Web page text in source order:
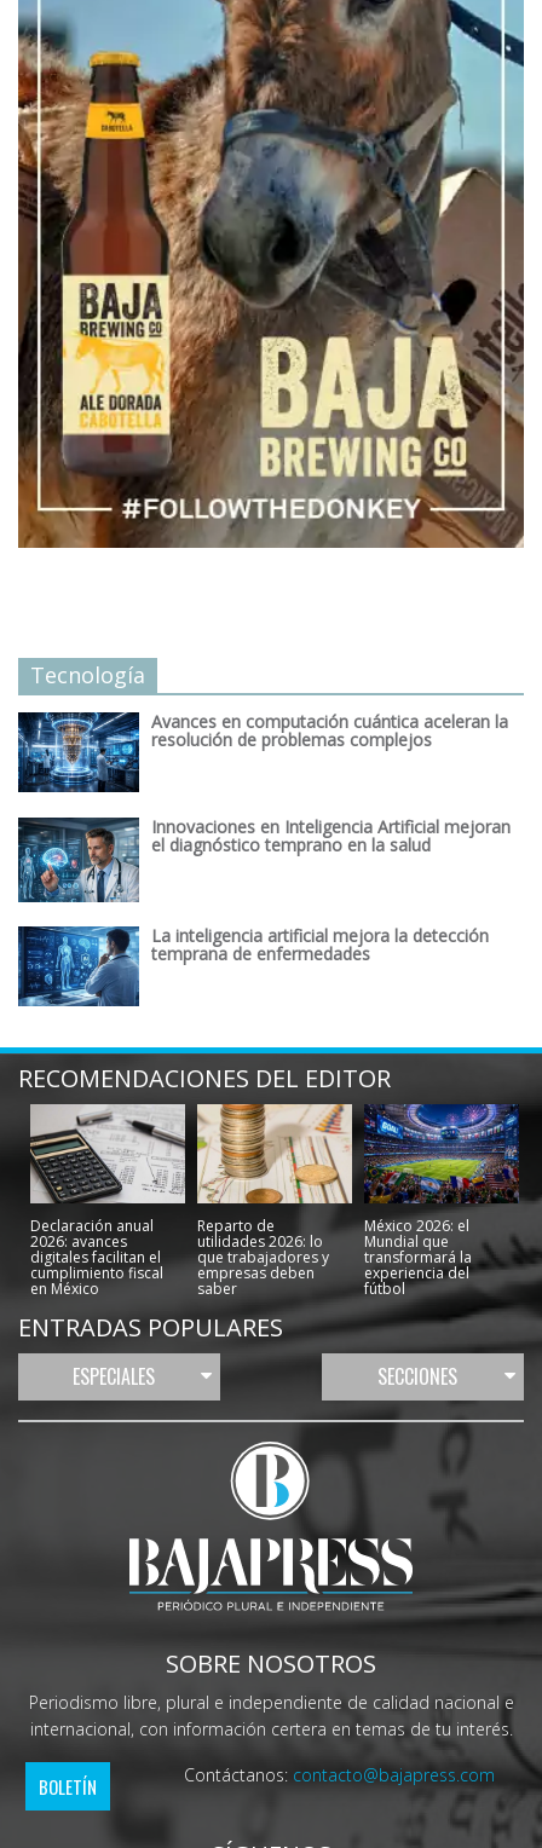
Tecnología
Avances en computación cuántica aceleran la
resolución de problemas complejos
Innovaciones en Inteligencia Artificial mejoran
el diagnóstico temprano en la salud
La inteligencia artificial mejora la detección
temprana de enfermedades
RECOMENDACIONES DEL EDITOR
Declaración anual
2026: avances
digitales facilitan el
cumplimiento fiscal
en México
Reparto de
utilidades 2026: lo
que trabajadores y
empresas deben
saber
México 2026: el
Mundial que
transformará la
experiencia del
fútbol
ENTRADAS POPULARES
ESPECIALES SECCIONES
SOBRE NOSOTROS
Periodismo libre, plural e independiente de calidad nacional e
internacional, con información certera en temas de tu interés.
BOLETÍN Contáctanos: contacto@bajapress.com